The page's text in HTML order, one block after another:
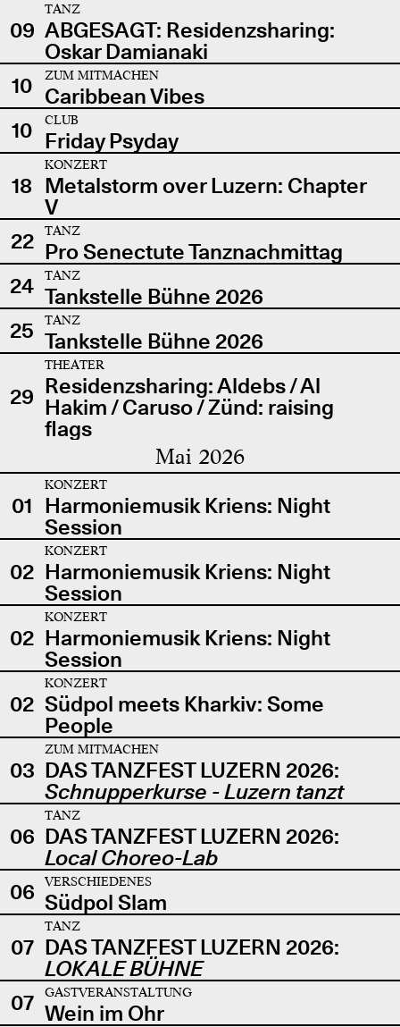
09
TANZ
ABGESAGT: Residenzsharing:
Oskar Damianaki
10
ZUM MITMACHEN
Caribbean Vibes
10
CLUB
Friday Psyday
18
KONZERT
Metalstorm over Luzern: Chapter
V
22
TANZ
Pro Senectute Tanznachmittag
24
TANZ
Tankstelle Bühne 2026
25
TANZ
Tankstelle Bühne 2026
29
THEATER
Residenzsharing: Aldebs / Al
Hakim / Caruso / Zünd: raising
flags
Mai 2026
01
KONZERT
Harmoniemusik Kriens: Night
Session
02
KONZERT
Harmoniemusik Kriens: Night
Session
02
KONZERT
Harmoniemusik Kriens: Night
Session
02
KONZERT
Südpol meets Kharkiv: Some
People
03
ZUM MITMACHEN
DAS TANZFEST LUZERN 2026:
Schnupperkurse - Luzern tanzt
06
TANZ
DAS TANZFEST LUZERN 2026:
Local Choreo-Lab
06
VERSCHIEDENES
Südpol Slam
07
TANZ
DAS TANZFEST LUZERN 2026:
LOKALE BÜHNE
07
GASTVERANSTALTUNG
Wein im Ohr